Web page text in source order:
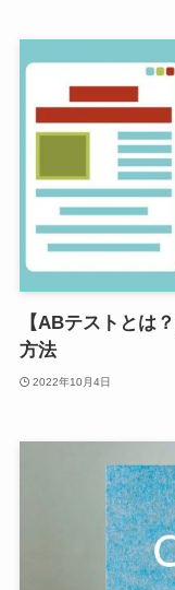
【ABテストとは
方法
2022年10月4日